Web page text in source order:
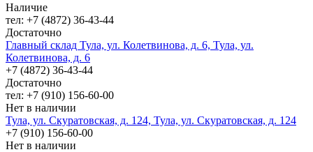
Наличие
тел: +7 (4872) 36-43-44
Достаточно
Главный склад Тула, ул. Колетвинова, д. 6, Тула, ул.
Колетвинова, д. 6
+7 (4872) 36-43-44
Достаточно
тел: +7 (910) 156-60-00
Нет в наличии
Тула, ул. Скуратовская, д. 124, Тула, ул. Скуратовская, д. 124
+7 (910) 156-60-00
Нет в наличии